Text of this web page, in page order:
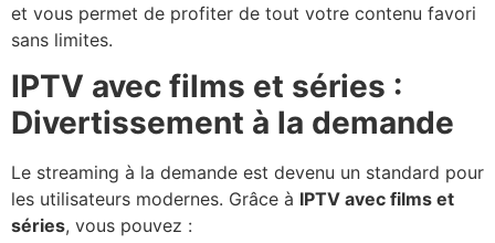
et vous permet de profiter de tout votre contenu favori
sans limites.
IPTV avec films et séries :
Divertissement à la demande
Le streaming à la demande est devenu un standard pour
les utilisateurs modernes. Grâce à IPTV avec films et
séries, vous pouvez :